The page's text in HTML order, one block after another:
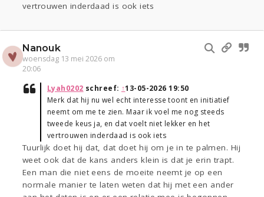
vertrouwen inderdaad is ook iets
Nanouk
woensdag 13 mei 2026 om
20:06
Lyah0202 schreef: ↑13-05-2026 19:50
Merk dat hij nu wel echt interesse toont en initiatief
neemt om me te zien. Maar ik voel me nog steeds
tweede keus ja, en dat voelt niet lekker en het
vertrouwen inderdaad is ook iets
Tuurlijk doet hij dat, dat doet hij om je in te palmen. Hij
weet ook dat de kans anders klein is dat je erin trapt.
Een man die niet eens de moeite neemt je op een
normale manier te laten weten dat hij met een ander